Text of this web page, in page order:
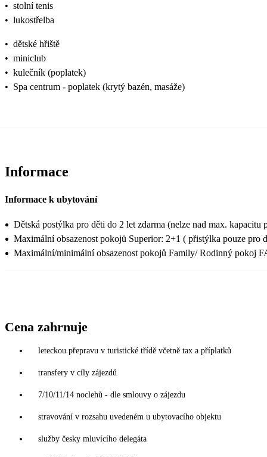
• stolní tenis
• lukostřelba
• dětské hřiště
• miniclub
• kulečník (poplatek)
• Spa centrum - poplatek (krytý bazén, masáže)
Informace
Informace k ubytování
Dětská postýlka pro děti do 2 let zdarma (nelze nad max. kapacitu
Maximální obsazenost pokojů Superior: 2+1 ( přistýlka pouze pro
Maximální/minimální obsazenost pokojů Family/ Rodinný pokoj
Cena zahrnuje
leteckou přepravu v turistické třídě včetně tax a příplatků
transfery v cíly zájezdů
7/10/11/14 noclehů - dle smlouvy o zájezdu
stravování v rozsahu uvedeném u ubytovacího objektu
služby česky mluvícího delegáta